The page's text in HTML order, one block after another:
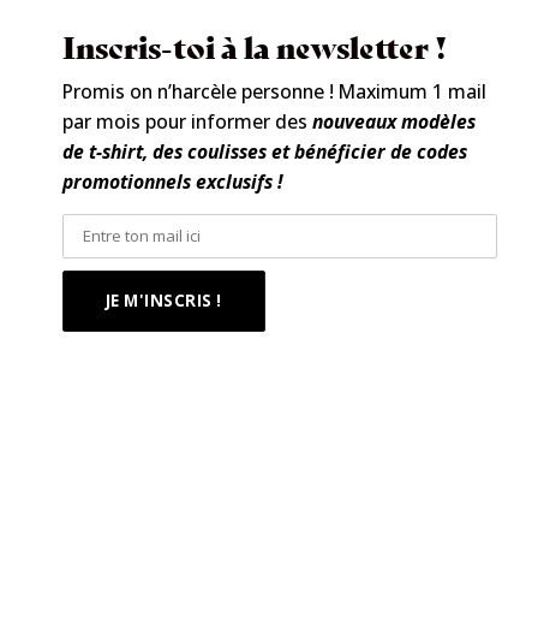
Inscris-toi à la newsletter !
Promis on n’harcèle personne ! Maximum 1 mail
par mois pour informer des nouveaux modèles
de t-shirt, des coulisses et bénéficier de codes
promotionnels exclusifs !